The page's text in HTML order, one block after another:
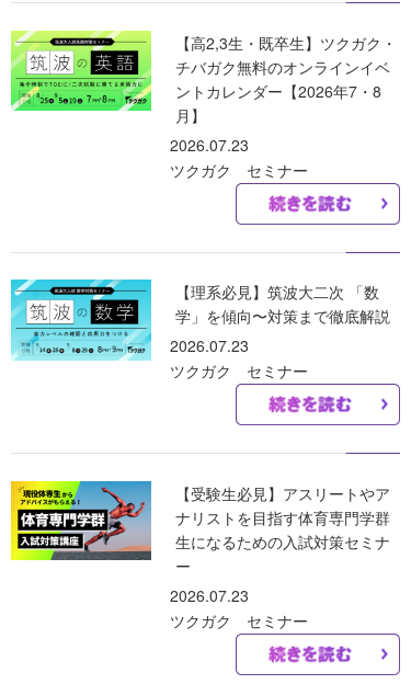
【高2,3生・既卒生】ツクガク・
チバガク無料のオンラインイベ
ントカレンダー【2026年7・8
月】
2026.07.23
ツクガク セミナー
【理系必見】筑波大二次 「数
学」を傾向〜対策まで徹底解説
2026.07.23
ツクガク セミナー
【受験生必見】アスリートやア
ナリストを目指す体育専門学群
生になるための入試対策セミナ
ー
2026.07.23
ツクガク セミナー